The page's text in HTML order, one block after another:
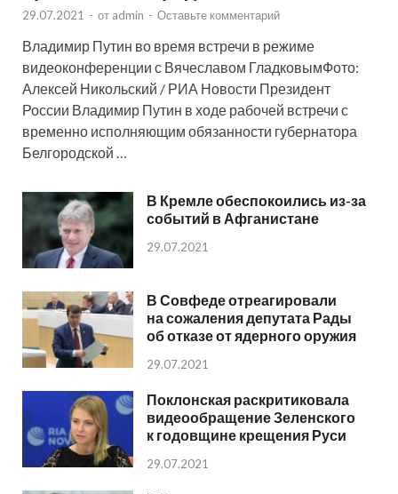
29.07.2021 - от admin - Оставьте комментарий
Владимир Путин во время встречи в режиме
видеоконференции с Вячеславом ГладковымФото:
Алексей Никольский / РИА Новости Президент
России Владимир Путин в ходе рабочей встречи с
временно исполняющим обязанности губернатора
Белгородской …
В Кремле обеспокоились из-за
событий в Афганистане
29.07.2021
В Совфеде отреагировали
на сожаления депутата Рады
об отказе от ядерного оружия
29.07.2021
Поклонская раскритиковала
видеообращение Зеленского
к годовщине крещения Руси
29.07.2021